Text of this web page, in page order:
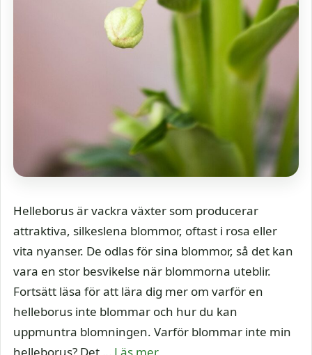
Helleborus är vackra växter som producerar
attraktiva, silkeslena blommor, oftast i rosa eller
vita nyanser. De odlas för sina blommor, så det kan
vara en stor besvikelse när blommorna uteblir.
Fortsätt läsa för att lära dig mer om varför en
helleborus inte blommar och hur du kan
uppmuntra blomningen. Varför blommar inte min